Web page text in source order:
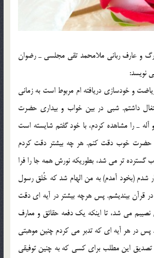
و عارف رباني ملامحمد تقي مجلسي ـ رضوان
نويسد:
و خودسازي دريافته ام مربوط است به زماني
داشتم. شبي در بين خواب و بيداري حضرت
ـ را مشاهده كردم، با خود گفتم شايسته است
حضرت خوب دقت كنم. هر چه بيشتر دقت كردم
گسترده تر مي شد، بطوريكه نورش همه جا را فرا
شدم (بخود آمدم) به من الهام شد كه خُلق رسول
در قرآن بينديشم. پس هرچه بيشتر در آيه اي دقت
مي شد، تا اينكه يك دفعه حقائق و معارف
پس در هر آيه اي كه تدبر مي كردم چنين موهبتي
تصديق اين مطلب براي كسي كه به چنين توفيقي